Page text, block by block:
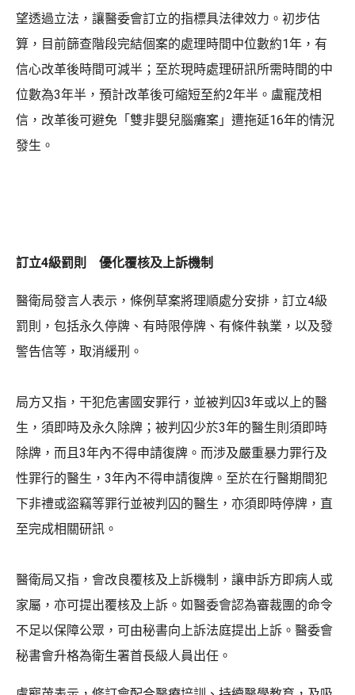
望透過立法，讓醫委會訂立的指標具法律效力。初步估
算，目前篩查階段完結個案的處理時間中位數約1年，有
信心改革後時間可減半；至於現時處理研訊所需時間的中
位數為3年半，預計改革後可縮短至約2年半。盧寵茂相
信，改革後可避免「雙非嬰兒腦癱案」遭拖延16年的情況
發生。
訂立4級罰則 優化覆核及上訴機制
醫衛局發言人表示，條例草案將理順處分安排，訂立4級
罰則，包括永久停牌、有時限停牌、有條件執業，以及發
警告信等，取消緩刑。
局方又指，干犯危害國安罪行，並被判囚3年或以上的醫
生，須即時及永久除牌；被判囚少於3年的醫生則須即時
除牌，而且3年內不得申請復牌。而涉及嚴重暴力罪行及
性罪行的醫生，3年內不得申請復牌。至於在行醫期間犯
下非禮或盜竊等罪行並被判囚的醫生，亦須即時停牌，直
至完成相關研訊。
醫衛局又指，會改良覆核及上訴機制，讓申訴方即病人或
家屬，亦可提出覆核及上訴。如醫委會認為審裁團的命令
不足以保障公眾，可由秘書向上訴法庭提出上訴。醫委會
秘書會升格為衛生署首長級人員出任。